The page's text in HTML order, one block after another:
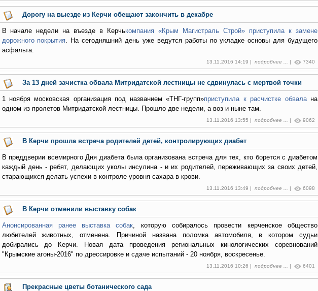
Дорогу на выезде из Керчи обещают закончить в декабре
В начале недели на въезде в Керчькомпания «Крым Магистраль Строй» приступила к замене
дорожного покрытия. На сегодняшний день уже ведутся работы по укладке основы для будущего
асфальта.
13.11.2016 14:19 | подробнее ... | 7340
За 13 дней зачистка обвала Митридатской лестницы не сдвинулась с мертвой точки
1 ноября московская организация под названием «ТНГ-групп»приступила к расчистке обвалана
одном из пролетов Митридатской лестницы. Прошло две недели, а воз и ныне там.
13.11.2016 13:55 | подробнее ... | 9062
В Керчи прошла встреча родителей детей, контролирующих диабет
В преддверии всемирного Дня диабета была организована встреча для тех, кто борется с диабетом
каждый день - ребят, делающих уколы инсулина - и их родителей, переживающих за своих детей,
старающихся делать успехи в контроле уровня сахара в крови.
13.11.2016 13:49 | подробнее ... | 6098
В Керчи отменили выставку собак
Анонсированная ранее выставка собак, которую собиралось провести керченское общество
любителей животных, отменена. Причиной названа поломка автомобиля, в котором судьи
добирались до Керчи. Новая дата проведения региональных кинологических соревнований
"Крымские агоны-2016" по дрессировке и сдаче испытаний - 20 ноября, воскресенье.
13.11.2016 10:26 | подробнее ... | 6401
Прекрасные цветы ботанического сада